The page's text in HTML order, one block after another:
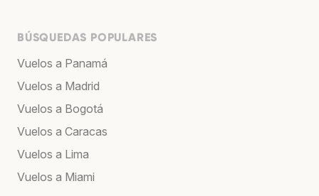
BÚSQUEDAS POPULARES
Vuelos a Panamá
Vuelos a Madrid
Vuelos a Bogotá
Vuelos a Caracas
Vuelos a Lima
Vuelos a Miami